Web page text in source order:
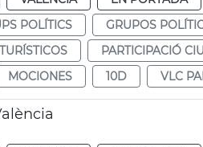
POLÍTICS
GRUPOS
PARTICIPACIÓ
MOCIONES 10D VLC